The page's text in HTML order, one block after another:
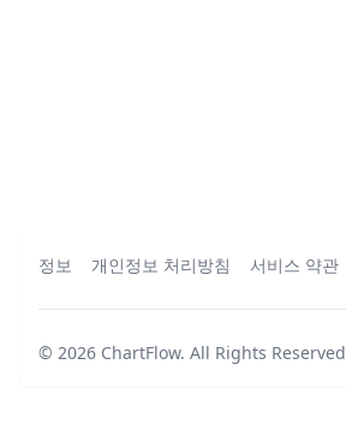
정보 개인정보 처리방침 서비스 약관
© 2026 ChartFlow. All Rights Reserved